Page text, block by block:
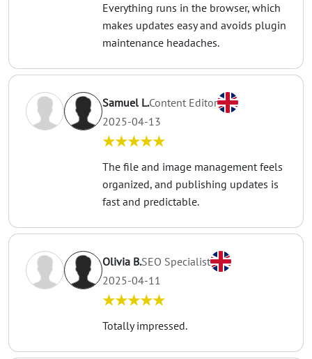
Everything runs in the browser, which
makes updates easy and avoids plugin
maintenance headaches.
Samuel L.Content Editor
2025-04-13
★★★★★
The file and image management feels
organized, and publishing updates is
fast and predictable.
Olivia B.SEO Specialist
2025-04-11
★★★★★
Totally impressed.